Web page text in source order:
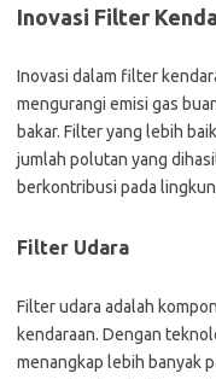
Inovasi Filter
Inovasi dalam filter
mengurangi emisi gas
bakar. Filter yang lebih
jumlah polutan yang
berkontribusi pada
Filter Udara
Filter udara adalah
kendaraan. Dengan
menangkap lebih banyak